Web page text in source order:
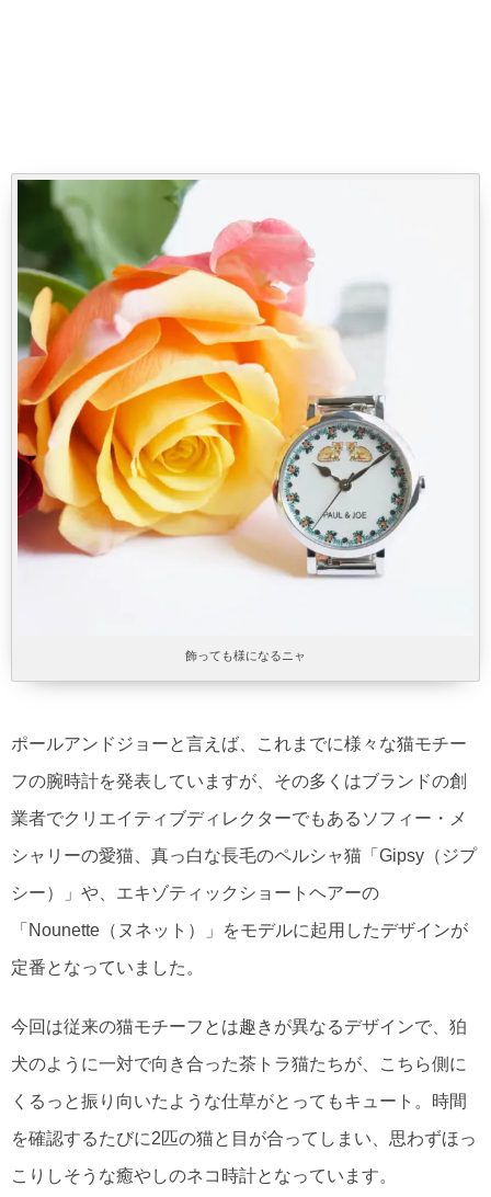
飾っても様になるニャ
ポールアンドジョーと言えば、これまでに様々な猫モチー
フの腕時計を発表していますが、その多くはブランドの創
業者でクリエイティブディレクターでもあるソフィー・メ
シャリーの愛猫、真っ白な長毛のペルシャ猫「Gipsy（ジプ
シー）」や、エキゾティックショートヘアーの
「Nounette（ヌネット）」をモデルに起用したデザインが
定番となっていました。
今回は従来の猫モチーフとは趣きが異なるデザインで、狛
犬のように一対で向き合った茶トラ猫たちが、こちら側に
くるっと振り向いたような仕草がとってもキュート。時間
を確認するたびに2匹の猫と目が合ってしまい、思わずほっ
こりしそうな癒やしのネコ時計となっています。